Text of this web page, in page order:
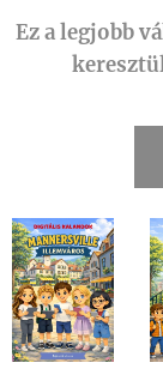
Ez a legjobb